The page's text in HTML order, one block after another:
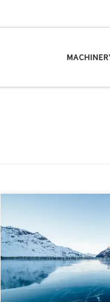
Olemme liittyneet
have joined LinkedIn! Go